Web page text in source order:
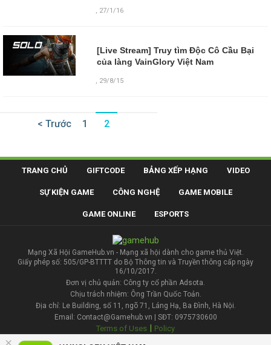
, 27/1/16
[Live Stream] Truy tìm Độc Cô Cầu Bại
của làng VainGlory Việt Nam
, 29/8/15
< Trước 1 2
TRANG CHỦ GIFTCODE BẢNG XẾP HẠNG VIDEO
SỰ KIỆN GAME CÔNG NGHỆ GAME MOBILE
GAME ONLINE ESPORTS
Mạng Xã Hội GameHub.vn - Mạng xã hội dành cho game thủ Việt.
Giấy phép số: 505/GP-BTTTT do Bộ Thông tin và Truyền thông cấp ngày
16/10/2017.
Đơn vị chủ quản: Công ty cổ phần Adsota.
Chịu trách nhiệm: Ông Trần Quốc Toản.
Địa chỉ: Le Building, số 11, ngõ 71, Láng Hạ, Ba Đình, Hà Nội.
Email: Contact@Gamehub.vn | SĐT: 0975730600
Terms of Uses | Policy